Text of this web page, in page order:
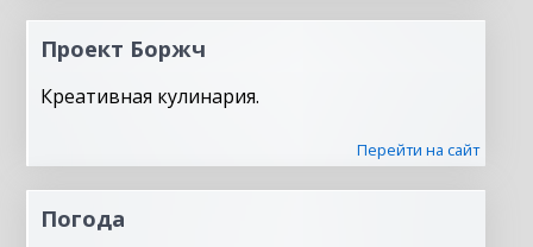
Проект Боржч
Креативная кулинария.
Перейти на сайт
Погода